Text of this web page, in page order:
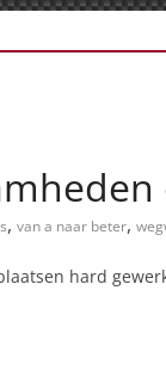
, van a naar beter,
hard